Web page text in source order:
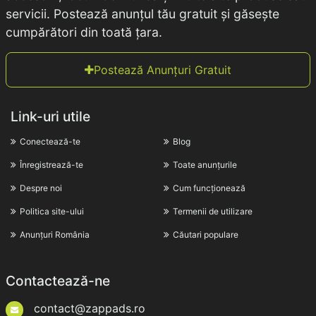
servicii. Postează anunțul tău gratuit și găsește
cumpărători din toată țara.
Postează Anunțuri Gratuit
Link-uri utile
Conectează-te
Înregistrează-te
Despre noi
Politica site-ului
Anunțuri România
Blog
Toate anunțurile
Cum funcționează
Termenii de utilizare
Căutari populare
Contactează-ne
contact@zappads.ro